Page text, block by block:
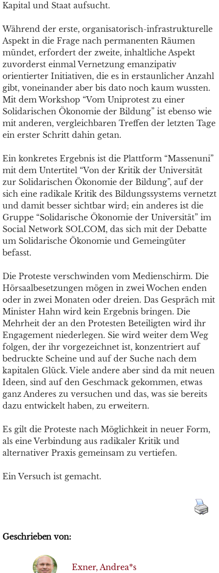
Kapital und Staat aufsucht.
Während der erste, organisatorisch-infrastrukturelle
Aspekt in die Frage nach permanenten Räumen
mündet, erfordert der zweite, inhaltliche Aspekt
zuvorderst einmal Vernetzung emanzipativ
orientierter Initiativen, die es in erstaunlicher Anzahl
gibt, voneinander aber bis dato noch kaum wussten.
Mit dem Workshop “Vom Uniprotest zu einer
Solidarischen Ökonomie der Bildung” ist ebenso wie
mit anderen, vergleichbaren Treffen der letzten Tage
ein erster Schritt dahin getan.
Ein konkretes Ergebnis ist die Plattform “Massenuni”
mit dem Untertitel “Von der Kritik der Universität
zur Solidarischen Ökonomie der Bildung”, auf der
sich eine radikale Kritik des Bildungssystems vernetzt
und damit besser sichtbar wird; ein anderes ist die
Gruppe “Solidarische Ökonomie der Universität” im
Social Network SOLCOM, das sich mit der Debatte
um Solidarische Ökonomie und Gemeingüter
befasst.
Die Proteste verschwinden vom Medienschirm. Die
Hörsaalbesetzungen mögen in zwei Wochen enden
oder in zwei Monaten oder dreien. Das Gespräch mit
Minister Hahn wird kein Ergebnis bringen. Die
Mehrheit der an den Protesten Beteiligten wird ihr
Engagement niederlegen. Sie wird weiter dem Weg
folgen, der ihr vorgezeichnet ist, konzentriert auf
bedruckte Scheine und auf der Suche nach dem
kapitalen Glück. Viele andere aber sind da mit neuen
Ideen, sind auf den Geschmack gekommen, etwas
ganz Anderes zu versuchen und das, was sie bereits
dazu entwickelt haben, zu erweitern.
Es gilt die Proteste nach Möglichkeit in neuer Form,
als eine Verbindung aus radikaler Kritik und
alternativer Praxis gemeinsam zu vertiefen.
Ein Versuch ist gemacht.
Geschrieben von:
Exner, Andrea*s